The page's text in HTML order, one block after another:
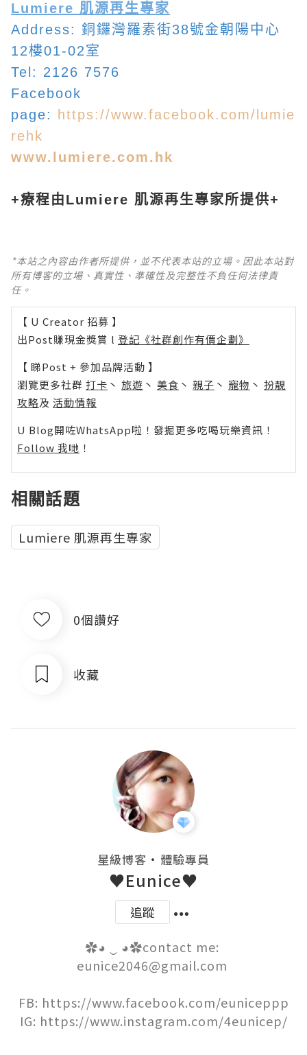
Lumiere 肌源再生專家
Address: 銅鑼灣羅素街38號金朝陽中心
12樓01-02室
Tel: 2126 7576
Facebook
page:
https://www.facebook.com/lumie
rehk
www.lumiere.com.hk
+療程由Lumiere 肌源再生專家所提供+
*本站之內容由作者所提供，並不代表本站的立場。因此本站對
所有博客的立場、真實性、準確性及完整性不負任何法律責
任。
【 U Creator 招募 】
出Post賺現金獎賞 l 登記《社群創作有價企劃》
【 睇Post + 參加品牌活動 】
瀏覽更多社群 打卡 丶 旅遊 丶 美食 丶 親子 丶 寵物 丶 扮靚
攻略及 活動情報
U Blog開咗WhatsApp啦！發掘更多吃喝玩樂資訊！
Follow 我哋 ！
相關話題
Lumiere 肌源再生專家
0個讚好
收藏
星級博客 ・ 體驗專員
♥Eunice♥
追蹤
✿◕ ‿ ◕✿contact me:
eunice2046@gmail.com
FB: https://www.facebook.com/euniceppp
IG: https://www.instagram.com/4eunicep/